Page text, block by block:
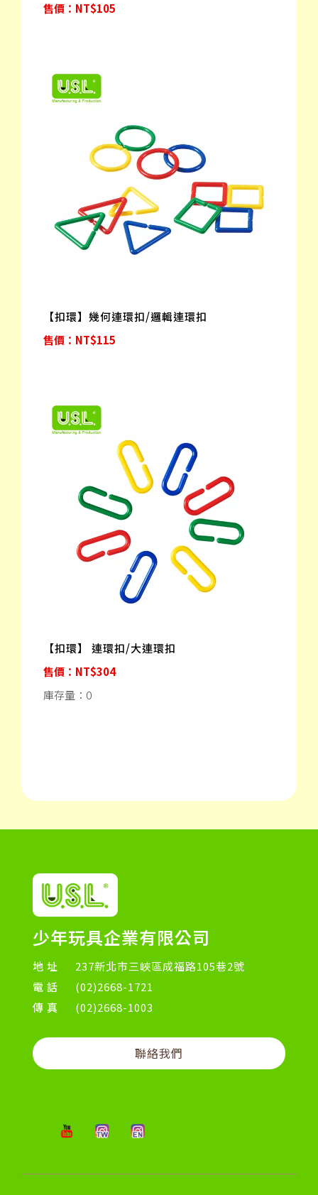
售價：NT$105
【扣環】幾何連環扣/邏輯連環扣
售價：NT$115
【扣環】 連環扣/大連環扣
售價：NT$304
庫存量：0
少年玩具企業有限公司
地址
237新北市三峽區成福路105巷2號
電話
(02)2668-1721
傳真
(02)2668-1003
聯絡我們